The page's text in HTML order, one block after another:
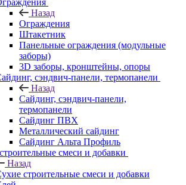
Назад
Ограждения
Штакетник
Панельные ограждения (модульные
заборы)
3D заборы, кронштейны, опоры
сэндвич-панели, термопанели
Назад
Cайдинг, сэндвич-панели,
термопанели
Сайдинг ПВХ
Металлический сайдинг
Сайдинг Альта Профиль
смеси и добавки
Назад
строительные смеси и добавки